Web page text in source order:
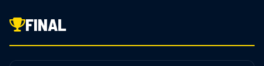
FINAL